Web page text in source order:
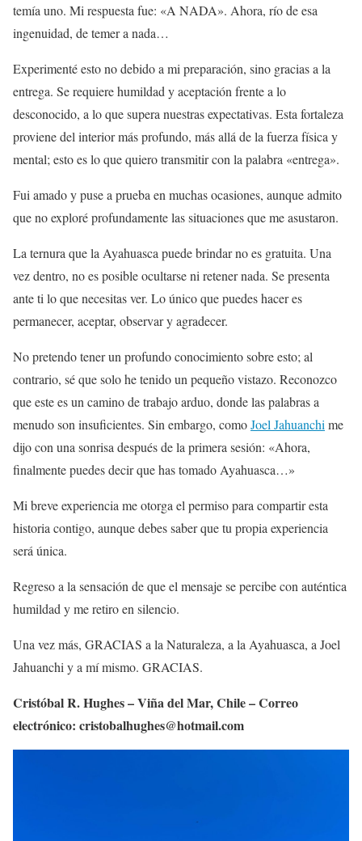
temía uno. Mi respuesta fue: «A NADA». Ahora, río de esa
ingenuidad, de temer a nada…
Experimenté esto no debido a mi preparación, sino gracias a la
entrega. Se requiere humildad y aceptación frente a lo
desconocido, a lo que supera nuestras expectativas. Esta fortaleza
proviene del interior más profundo, más allá de la fuerza física y
mental; esto es lo que quiero transmitir con la palabra «entrega».
Fui amado y puse a prueba en muchas ocasiones, aunque admito
que no exploré profundamente las situaciones que me asustaron.
La ternura que la Ayahuasca puede brindar no es gratuita. Una
vez dentro, no es posible ocultarse ni retener nada. Se presenta
ante ti lo que necesitas ver. Lo único que puedes hacer es
permanecer, aceptar, observar y agradecer.
No pretendo tener un profundo conocimiento sobre esto; al
contrario, sé que solo he tenido un pequeño vistazo. Reconozco
que este es un camino de trabajo arduo, donde las palabras a
menudo son insuficientes. Sin embargo, comoJoel Jahuanchi me
dijo con una sonrisa después de la primera sesión: «Ahora,
finalmente puedes decir que has tomado Ayahuasca…»
Mi breve experiencia me otorga el permiso para compartir esta
historia contigo, aunque debes saber que tu propia experiencia
será única.
Regreso a la sensación de que el mensaje se percibe con auténtica
humildad y me retiro en silencio.
Una vez más, GRACIAS a la Naturaleza, a la Ayahuasca, a Joel
Jahuanchi y a mí mismo. GRACIAS.
Cristóbal R. Hughes – Viña del Mar, Chile – Correo
electrónico: cristobalhughes@hotmail.com